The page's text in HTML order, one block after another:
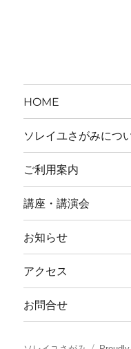
HOME
ソレイユさがみにつ
ご利用案内
講座・講演会
お知らせ
アクセス
お問合せ